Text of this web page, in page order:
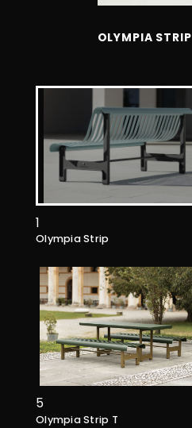
OLYMPIA STRIP
1
Olympia Strip
5
Olympia Strip T